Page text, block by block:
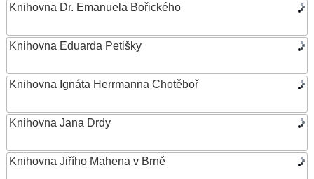
Knihovna Dr. Emanuela Bořického
Knihovna Eduarda Petišky
Knihovna Ignáta Herrmanna Chotěboř
Knihovna Jana Drdy
Knihovna Jiřího Mahena v Brně